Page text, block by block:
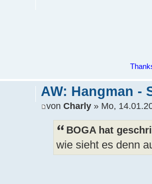
AW: Hangman -
von Charly » Mo,
BOGA hat
wie sieht es denn